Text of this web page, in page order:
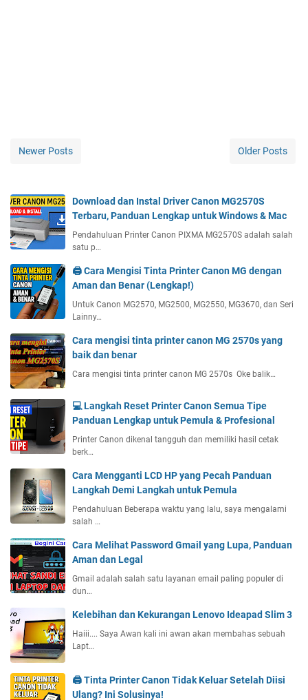
Newer Posts Older Posts
Download dan Instal Driver Canon MG2570S
Terbaru, Panduan Lengkap untuk Windows & Mac
Pendahuluan Printer Canon PIXMA MG2570S adalah salah
satu p…
🖨️ Cara Mengisi Tinta Printer Canon MG dengan
Aman dan Benar (Lengkap!)
Untuk Canon MG2570, MG2500, MG2550, MG3670, dan Seri
Lainny…
Cara mengisi tinta printer canon MG 2570s yang
baik dan benar
Cara mengisi tinta printer canon MG 2570s Oke balik…
💻 Langkah Reset Printer Canon Semua Tipe
Panduan Lengkap untuk Pemula & Profesional
Printer Canon dikenal tangguh dan memiliki hasil cetak
berk…
Cara Mengganti LCD HP yang Pecah Panduan
Langkah Demi Langkah untuk Pemula
Pendahuluan Beberapa waktu yang lalu, saya mengalami
salah …
Cara Melihat Password Gmail yang Lupa, Panduan
Aman dan Legal
Gmail adalah salah satu layanan email paling populer di
dun…
Kelebihan dan Kekurangan Lenovo Ideapad Slim 3
Haiii.... Saya Awan kali ini awan akan membahas sebuah
Lapt…
🖨️ Tinta Printer Canon Tidak Keluar Setelah Diisi
Ulang? Ini Solusinya!